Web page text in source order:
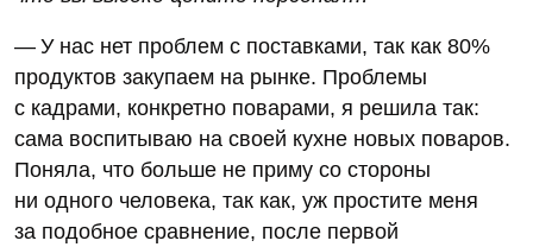
— У нас нет проблем с поставками, так как 80%
продуктов закупаем на рынке. Проблемы
с кадрами, конкретно поварами, я решила так:
сама воспитываю на своей кухне новых поваров.
Поняла, что больше не приму со стороны
ни одного человека, так как, уж простите меня
за подобное сравнение, после первой